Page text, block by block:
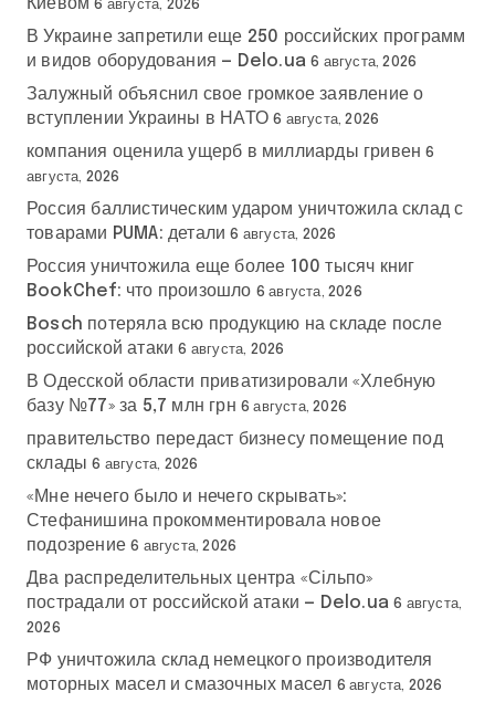
6 августа, 2026
В Украине запретили еще 250 российских программ
и видов оборудования — Delo.ua 6 августа, 2026
Залужный объяснил свое громкое заявление о
вступлении Украины в НАТО 6 августа, 2026
компания оценила ущерб в миллиарды гривен 6
августа, 2026
Россия баллистическим ударом уничтожила склад с
товарами PUMA: детали 6 августа, 2026
Россия уничтожила еще более 100 тысяч книг
BookChef: что произошло 6 августа, 2026
Bosch потеряла всю продукцию на складе после
российской атаки 6 августа, 2026
В Одесской области приватизировали «Хлебную
базу №77» за 5,7 млн грн 6 августа, 2026
правительство передаст бизнесу помещение под
склады 6 августа, 2026
«Мне нечего было и нечего скрывать»:
Стефанишина прокомментировала новое
подозрение 6 августа, 2026
Два распределительных центра «Сільпо»
пострадали от российской атаки — Delo.ua 6 августа,
2026
РФ уничтожила склад немецкого производителя
моторных масел и смазочных масел 6 августа, 2026